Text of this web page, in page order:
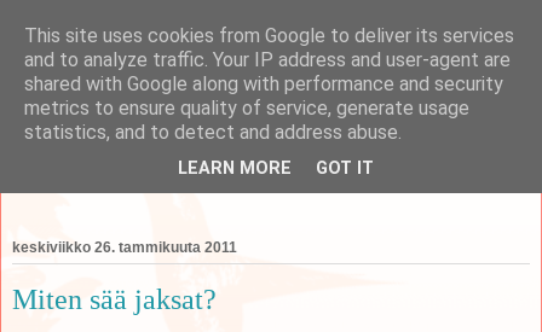
koti
perheen tempauksia äidin näkökulmasta käsittelevä blogi
keskiviikko 26. tammikuuta 2011
Miten sää jaksat?
This site uses cookies from Google to deliver its services
and to analyze traffic. Your IP address and user-agent are
shared with Google along with performance and security
metrics to ensure quality of service, generate usage
statistics, and to detect and address abuse.
LEARN MORE GOT IT